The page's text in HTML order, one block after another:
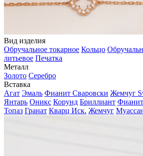
Вид изделия
Обручальное токарное Кольцо
литьевое Печатка
Металл
Золото Серебро
Вставка
Агат Эмаль Фианит Сваровски Жемчуг
Янтарь Оникс Корунд Бриллиант Фианит
Топаз Гранат Кварц Иск. Жемчуг